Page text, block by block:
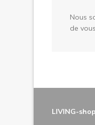
Nous
de
LIVING-